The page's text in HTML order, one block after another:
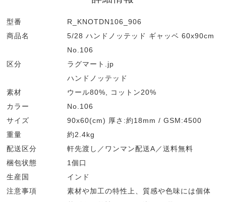
型番
R_KNOTDN106_906
商品名
5/28 ハンドノッテッド ギャッベ 60x90cm
No.106
区分
ラグマート.jp
ハンドノッテッド
素材
ウール80%, コットン20%
カラー
No.106
サイズ
90x60(cm) 厚さ:約18mm / GSM:4500
重量
約2.4kg
配送区分
軒先渡し／ワンマン配送A／送料無料
梱包状態
1個口
生産国
インド
注意事項
素材や加工の特性上、質感や色味には個体